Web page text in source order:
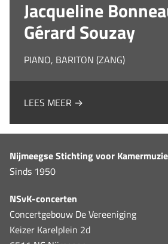
Jacqueline
Gérard Souzay
PIANO, BARITON (ZANG)
LEES MEER →
Nijmeegse Stichting voor
Sinds 1950
NSvK-concerten
Concertgebouw De Vereeniging
Keizer Karelplein 2d